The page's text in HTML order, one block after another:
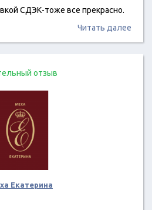
СДЭК-тоже все прекрасно.
Читать далее
отзыв
Екатерина